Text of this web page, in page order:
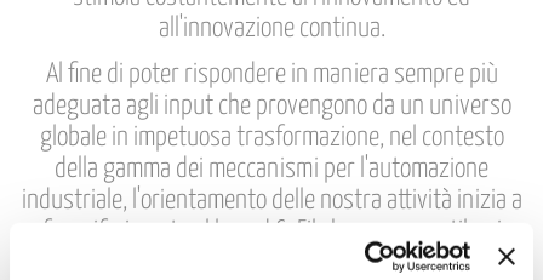
all'innovazione continua.
Al fine di poter rispondere in maniera sempre più
adeguata agli input che provengono da un universo
globale in impetuosa trasformazione, nel contesto
della gamma dei meccanismi per l'automazione
industriale, l'orientamento delle nostra attività inizia a
fare riferimento al brand CoFil che, pur con stilemi
propri ben definiti, trae origine dalla lunga tradizione